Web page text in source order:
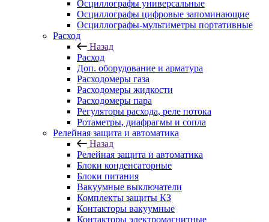
Осциллографы универсальные
Осциллографы цифровые запоминающие
Осциллографы-мультиметры портативные
Расход
Назад
Расход
Доп. оборудование и арматура
Расходомеры газа
Расходомеры жидкости
Расходомеры пара
Регуляторы расхода, реле потока
Ротаметры, диафрагмы и сопла
Релейная защита и автоматика
Назад
Релейная защита и автоматика
Блоки конденсаторные
Блоки питания
Вакуумные выключатели
Комплекты защиты КЗ
Контакторы вакуумные
Контакторы электромагнитные